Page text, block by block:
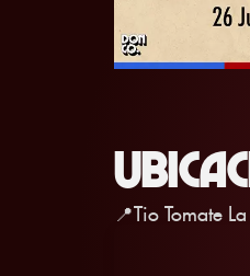
📍Tio Tomate